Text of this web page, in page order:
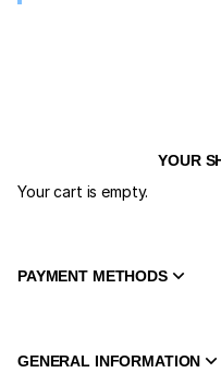
YOUR
Your cart is empty.
PAYMENT METHODS
GENERAL INFORMATION